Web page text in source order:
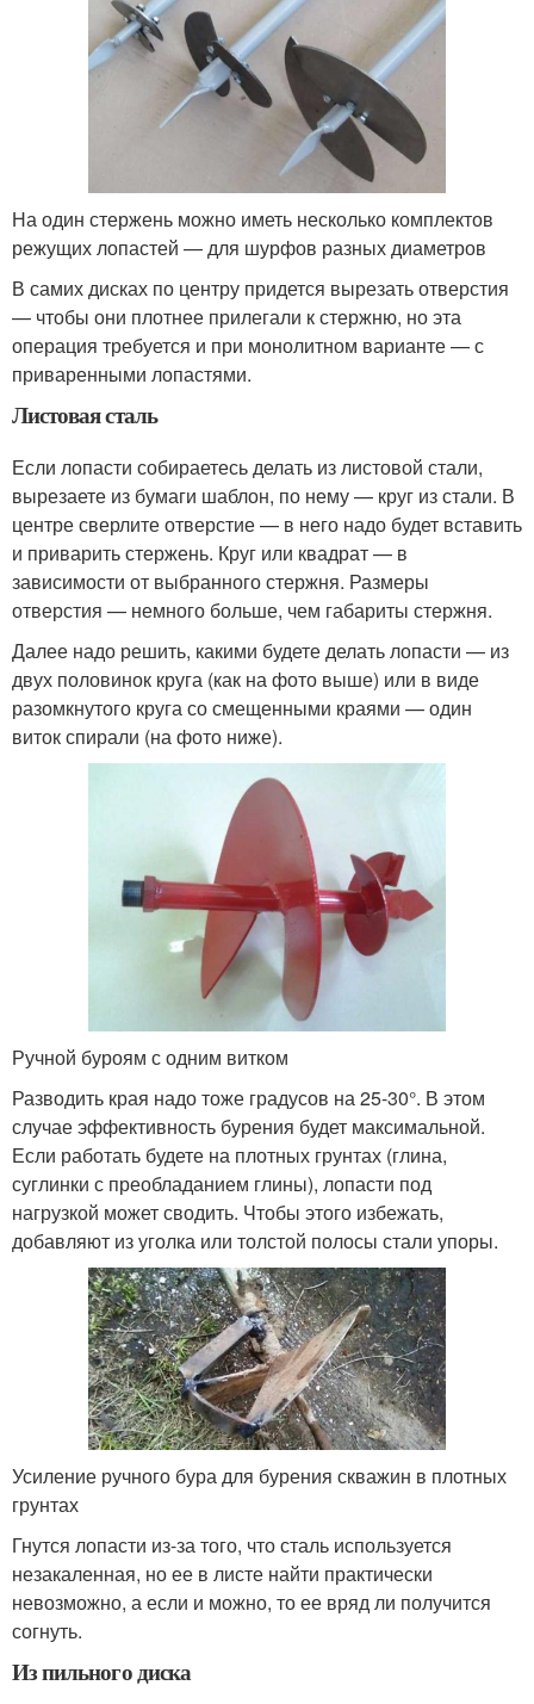
На один стержень можно иметь несколько комплектов
режущих лопастей — для шурфов разных диаметров
В самих дисках по центру придется вырезать отверстия
— чтобы они плотнее прилегали к стержню, но эта
операция требуется и при монолитном варианте — с
приваренными лопастями.
Листовая сталь
Если лопасти собираетесь делать из листовой стали,
вырезаете из бумаги шаблон, по нему — круг из стали. В
центре сверлите отверстие — в него надо будет вставить
и приварить стержень. Круг или квадрат — в
зависимости от выбранного стержня. Размеры
отверстия — немного больше, чем габариты стержня.
Далее надо решить, какими будете делать лопасти — из
двух половинок круга (как на фото выше) или в виде
разомкнутого круга со смещенными краями — один
виток спирали (на фото ниже).
Ручной буроям с одним витком
Разводить края надо тоже градусов на 25-30°. В этом
случае эффективность бурения будет максимальной.
Если работать будете на плотных грунтах (глина,
суглинки с преобладанием глины), лопасти под
нагрузкой может сводить. Чтобы этого избежать,
добавляют из уголка или толстой полосы стали упоры.
Усиление ручного бура для бурения скважин в плотных
грунтах
Гнутся лопасти из-за того, что сталь используется
незакаленная, но ее в листе найти практически
невозможно, а если и можно, то ее вряд ли получится
согнуть.
Из пильного диска